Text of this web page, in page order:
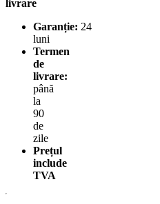
livrare
Garanție: 24
luni
Termen
de
livrare:
până
la
90
de
zile
Prețul
include
TVA